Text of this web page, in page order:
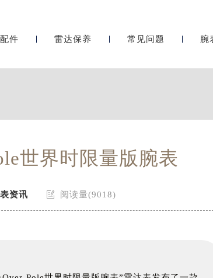
件 雷达保养 常见问题 腕
世界时限量版腕表
资讯  阅读量(9018)